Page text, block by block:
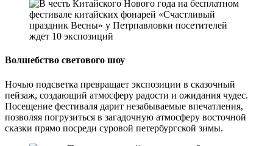
Волшебство светового шоу
Ночью подсветка превращает экспозиции в сказочный
пейзаж, создающий атмосферу радости и ожидания чудес.
Посещение фестиваля дарит незабываемые впечатления,
позволяя погрузиться в загадочную атмосферу восточной
сказки прямо посреди суровой петербургской зимы.